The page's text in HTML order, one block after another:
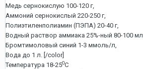
Медь сернокислую 100-120 г,
Аммоний сернокислый 220-250 г,
Полиэтиленполиамин (ПЭПА) 20-40 г,
Водный раствор аммиака 25%-ный 80-100 мл,
Бромтимоловый синий 1-3 ммоль/л,
Вода до 1 л. [/color]
Температура 18-250С